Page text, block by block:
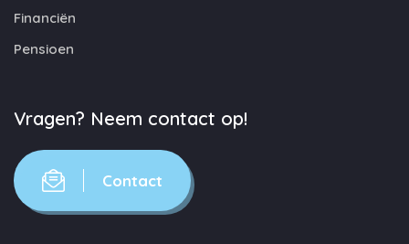
Financiën
Pensioen
Vragen? Neem contact op!
Contact